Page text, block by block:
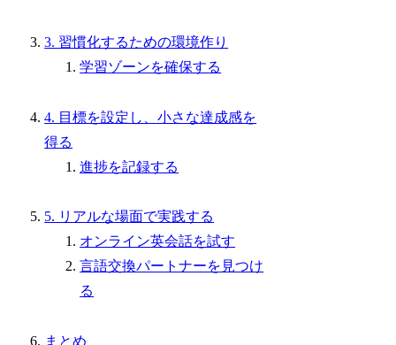
3. 習慣化するための環境作り
学習ゾーンを確保する
4. 目標を設定し、小さな達成感を
得る
進捗を記録する
5. リアルな場面で実践する
オンライン英会話を試す
言語交換パートナーを見つけ
る
まとめ